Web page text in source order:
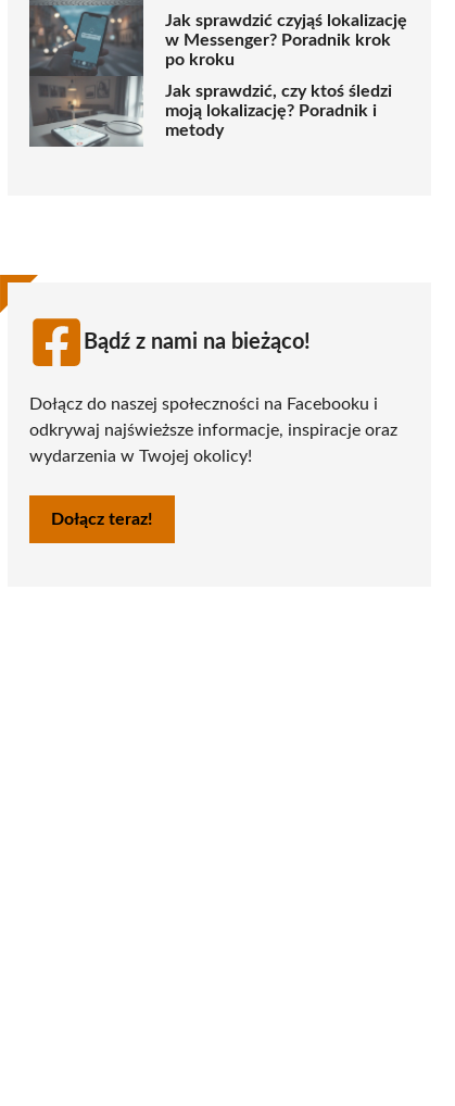
Jak sprawdzić czyjąś lokalizację
w Messenger? Poradnik krok
po kroku
Jak sprawdzić, czy ktoś śledzi
moją lokalizację? Poradnik i
metody
Bądź z nami na bieżąco!
Dołącz do naszej społeczności na Facebooku i
odkrywaj najświeższe informacje, inspiracje oraz
wydarzenia w Twojej okolicy!
Dołącz teraz!